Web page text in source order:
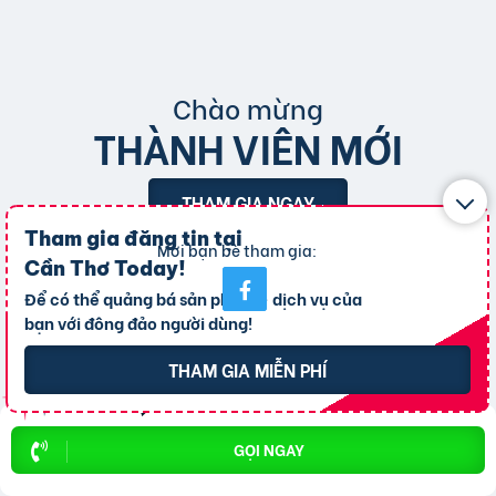
GỌI NGAY
Tham gia đăng tin tại
Cần Thơ Today!
Để có thể quảng bá sản phẩm - dịch vụ của
bạn với đông đảo người dùng!
THAM GIA MIỄN PHÍ
Chào mừng
THÀNH VIÊN MỚI
THAM GIA NGAY
Mời bạn bè tham gia:
08-08-2026 08-08-2026